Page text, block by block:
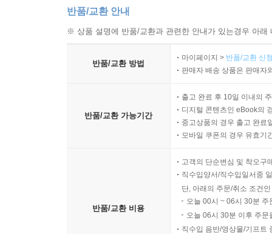
반품/교환 안내
※ 상품 설명에 반품/교환과 관련한 안내가 있는경우 아
반품/교환 방법
마이페이지 > 반품/교환 신
판매자 배송 상품은 판매자
반품/교환 가능기간
출고 완료 후 10일 이내의
디지털 콘텐츠인 eBook의
중고상품의 경우 출고 완료
모바일 쿠폰의 경우 유효기
반품/교환 비용
고객의 단순변심 및 착오구
직수입양서/직수입일서중
단, 아래의 주문/취소 조건
오늘 00시 ~ 06시 30분
오늘 06시 30분 이후 주
직수입 음반/영상물/기프트